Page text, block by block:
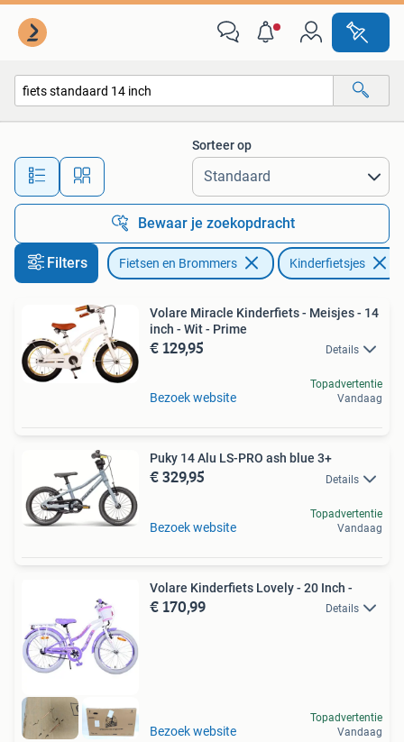
Alle afstanden…
Sorteer op
Bewaar je zoekopdracht
Filters Fietsen en Brommers Kinderfietsjes
Volare Miracle Kinderfiets - Meisjes - 14
inch - Wit - Prime
€ 129,95 Details
Bezoek website
Topadvertentie
Vandaag
Puky 14 Alu LS-PRO ash blue 3+
€ 329,95 Details
Bezoek website
Topadvertentie
Vandaag
Volare Kinderfiets Lovely - 20 Inch -
€ 170,99 Details
Bezoek website
Topadvertentie
Vandaag